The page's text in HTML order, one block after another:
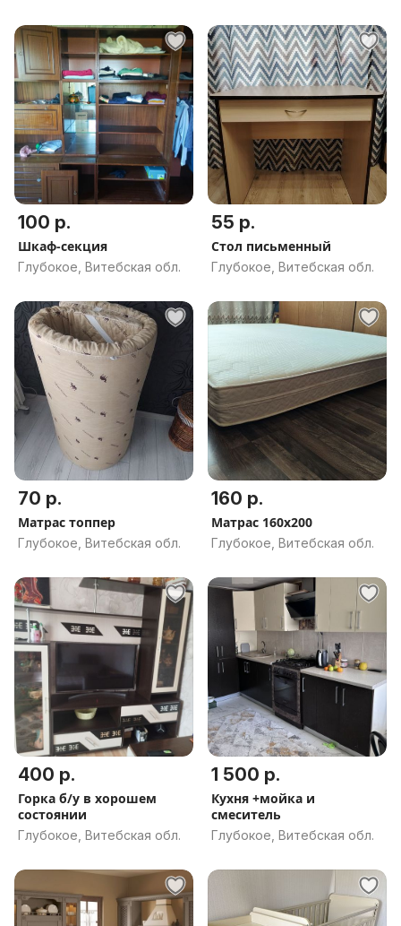
100 р.
Шкаф-секция
Глубокое, Витебская обл.
55 р.
Стол письменный
Глубокое, Витебская обл.
70 р.
Матрас топпер
Глубокое, Витебская обл.
160 р.
Матрас 160х200
Глубокое, Витебская обл.
400 р.
Горка б/у в хорошем
состоянии
Глубокое, Витебская обл.
1 500 р.
Кухня +мойка и
смеситель
Глубокое, Витебская обл.